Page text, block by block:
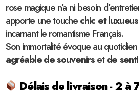
rose magique n’a ni besoin
apporte une touchechic et
incarnant le romantisme Français.
Son immortalité évoque au quotidien
agréable de souvenirsetde
Délais de livraison - 2 à